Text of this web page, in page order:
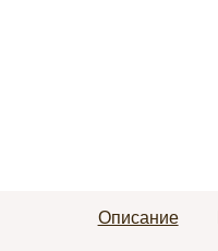
Описание